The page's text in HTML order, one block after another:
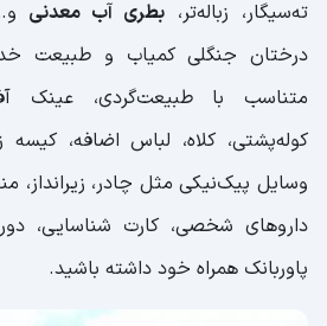
ته‌سیگار، زباله‌تر، بطری آب معدنی
درختان جنگلی کمیاب و طبیعت
متناسب با طبیعت‌گردی، عینک
کوله‌پشتی، کلاه، لباس اضافه،
وسایل پیک‌نیکی مثل چادر، زیرانداز،
دارو‌های شخصی، کارت شناسایی،
پاوربانک همراه خود داشته باشید.